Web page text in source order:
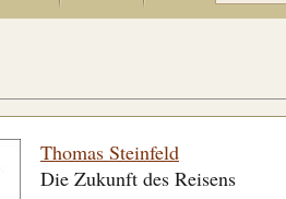
Thomas Steinfeld
Die Zukunft des Reisens